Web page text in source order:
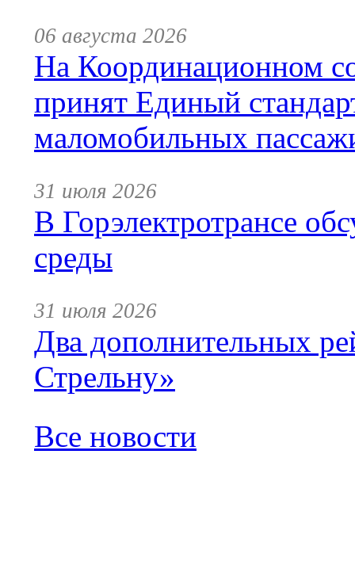
06 августа 2026
На Координационном
принят Единый
маломобильных
31 июля 2026
В Горэлектротрансе
среды
31 июля 2026
Два дополнительных
Стрельну»
Все новости